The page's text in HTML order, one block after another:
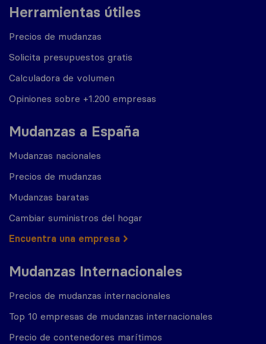
Herramientas útiles
Precios de mudanzas
Solicita presupuestos gratis
Calculadora de volumen
Opiniones sobre +1.200 empresas
Mudanzas a España
Mudanzas nacionales
Precios de mudanzas
Mudanzas baratas
Cambiar suministros del hogar
Encuentra una empresa
Mudanzas Internacionales
Precios de mudanzas internacionales
Top 10 empresas de mudanzas internacionales
Precio de contenedores marítimos